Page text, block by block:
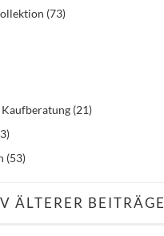
(73)
(21)
(53)
ÄLTERER BEITRÄGE